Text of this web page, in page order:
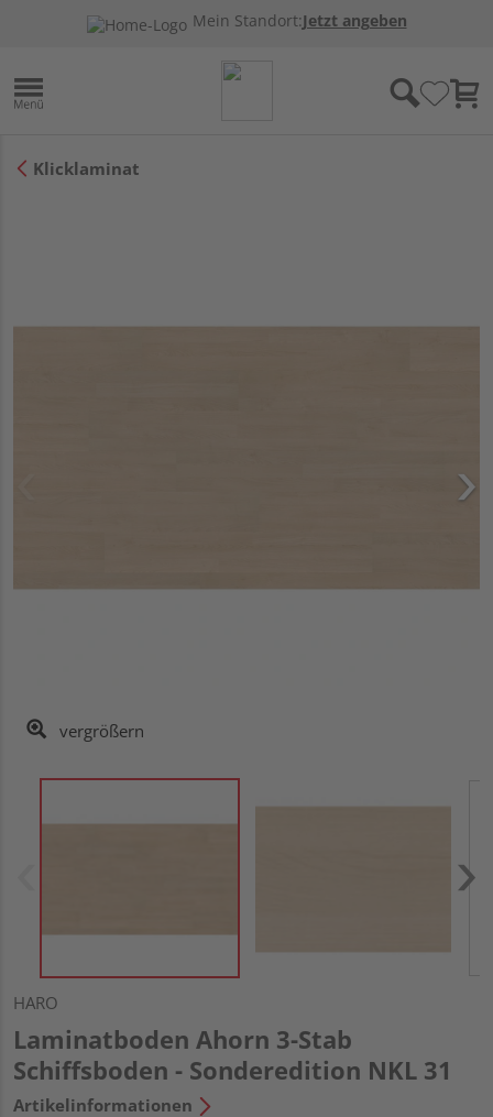
Mein Standort:Jetzt angeben
Klicklaminat
vergrößern
HARO
Laminatboden Ahorn 3-Stab
Schiffsboden - Sonderedition NKL 31
Artikelinformationen